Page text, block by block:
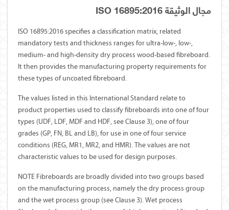
مجال الوثيقة ISO 16895:2016
ISO 16895:2016 specifies a classification matrix, related
mandatory tests and thickness ranges for ultra-low-, low-,
medium- and high-density dry process wood-based fibreboard.
It then provides the manufacturing property requirements for
these types of uncoated fibreboard.
The values listed in this International Standard relate to
product properties used to classify fibreboards into one of four
types (UDF, LDF, MDF and HDF, see Clause 3), one of four
grades (GP, FN, BL and LB), for use in one of four service
conditions (REG, MR1, MR2, and HMR). The values are not
characteristic values to be used for design purposes.
NOTE Fibreboards are broadly divided into two groups based
on the manufacturing process, namely the dry process group
and the wet process group (see Clause 3). Wet process